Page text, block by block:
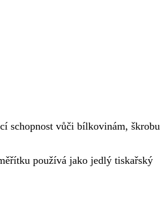
schopnost vůči bílkovinám, škrobu
používá jako jedlý tiskařský